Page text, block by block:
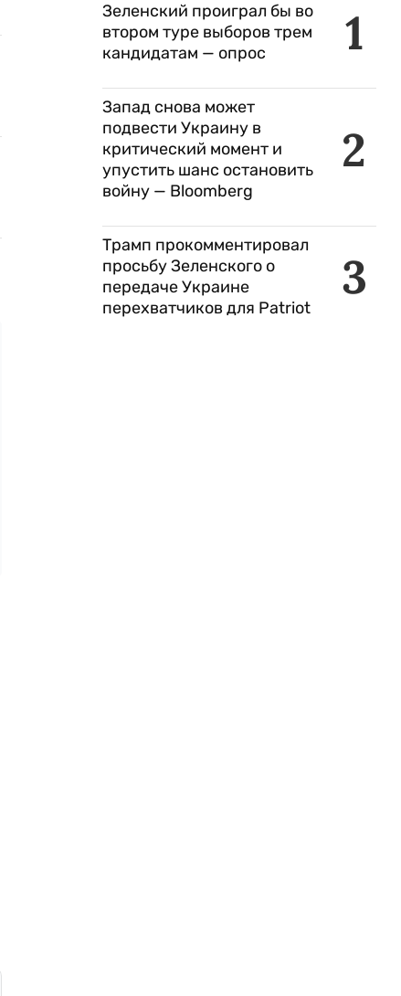
1
Зеленский проиграл бы во
втором туре выборов трем
кандидатам — опрос
2
Запад снова может
подвести Украину в
критический момент и
упустить шанс остановить
войну — Bloomberg
3
Трамп прокомментировал
просьбу Зеленского о
передаче Украине
перехватчиков для Patriot